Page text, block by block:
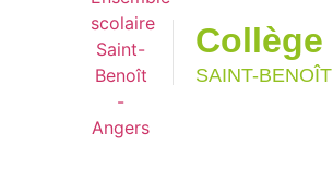
Collège
SAINT-BENOÎT